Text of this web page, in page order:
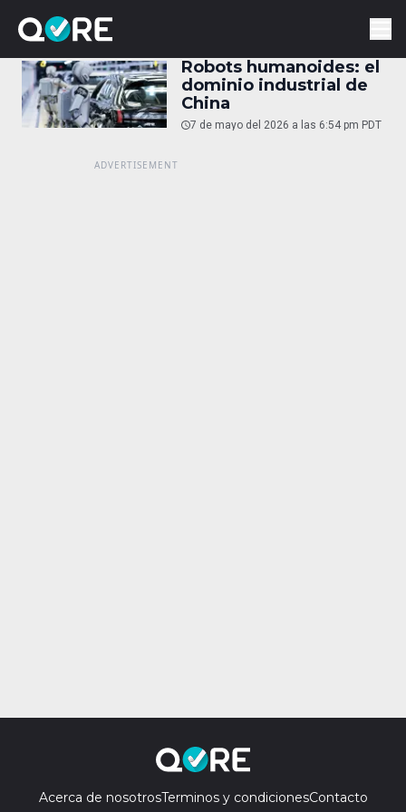
Robots humanoides: el
dominio industrial de
China
7 de mayo del 2026 a las 6:54 pm PDT
Acerca de nosotrosTerminos y condicionesContacto